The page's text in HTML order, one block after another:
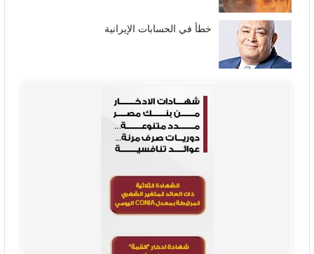
خطأ في الحسابات الإيرانية